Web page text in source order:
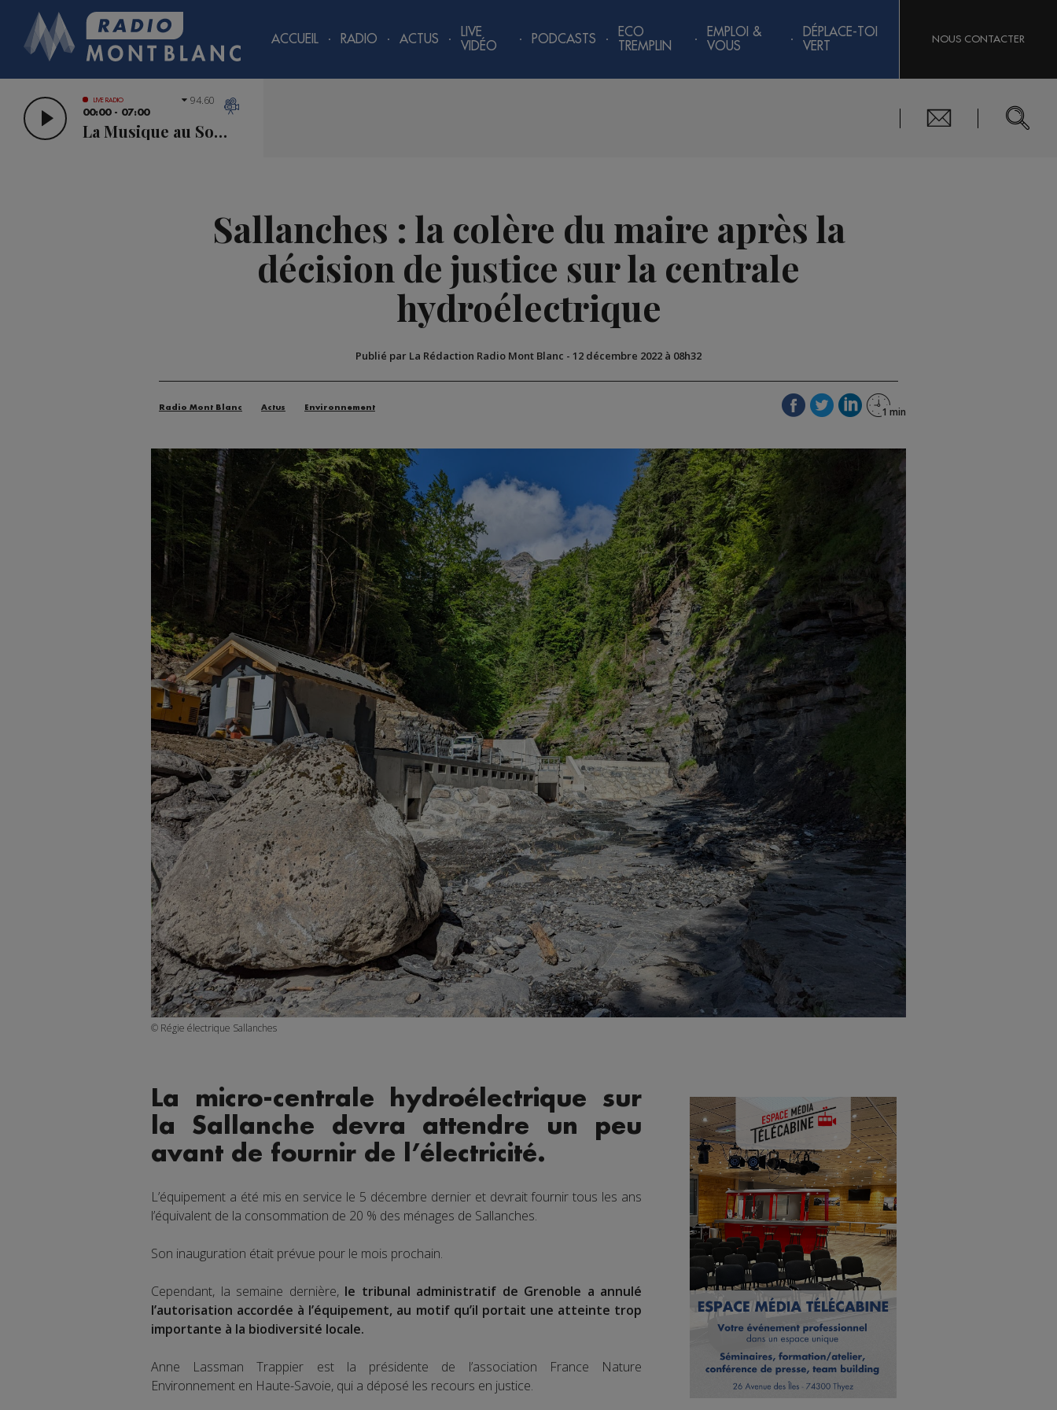
ACCUEIL RADIO ACTUS
LIVE
VIDÉO
PODCASTS
ECO
TREMPLIN
EMPLOI &
VOUS
DÉPLACE-TOI
VERT
NOUS CONTACTER
LIVE RADIO
00:00 - 07:00
La Musique au Sommet
94.60
Sallanches : la colère du maire après la
décision de justice sur la centrale
hydroélectrique
Publié par La Rédaction Radio Mont Blanc - 12 décembre 2022 à 08h32
Radio Mont Blanc Actus Environnement
© Régie électrique Sallanches
La micro-centrale hydroélectrique sur
la Sallanche devra attendre un peu
avant de fournir de l’électricité.
L’équipement a été mis en service le 5 décembre dernier et devrait fournir tous les ans
l’équivalent de la consommation de 20 % des ménages de Sallanches.
Son inauguration était prévue pour le mois prochain.
Cependant, la semaine dernière, le tribunal administratif de Grenoble a annulé
l’autorisation accordée à l’équipement, au motif qu’il portait une atteinte trop
importante à la biodiversité locale.
Anne Lassman Trappier est la présidente de l’association France Nature
Environnement en Haute-Savoie, qui a déposé les recours en justice.